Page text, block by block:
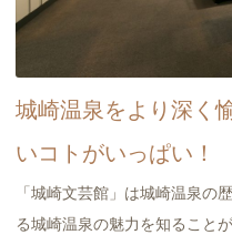
城崎温泉をより深く
いコトがいっぱい！
「城崎文芸館」は城崎温泉の
る城崎温泉の魅力を知ること